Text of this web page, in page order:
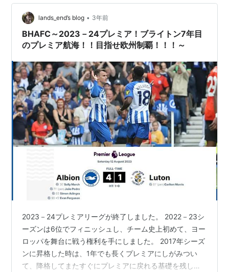
lands_end’s blog • 3年前
BHAFC～2023－24プレミア！ブライトン7年目
のプレミア航海！！目指せ欧州制覇！！！～
2023－24プレミアリーグが終了しました。 2022－23シ
ーズンは6位でフィニッシュし、チーム史上初めて、ヨー
ロッパを舞台に戦う権利を手にしました。 2017年シーズ
ンに昇格した時は、1年でも長くプレミアにしがみつい
て、降格してまたすぐにプレミアに戻れる基礎を残して